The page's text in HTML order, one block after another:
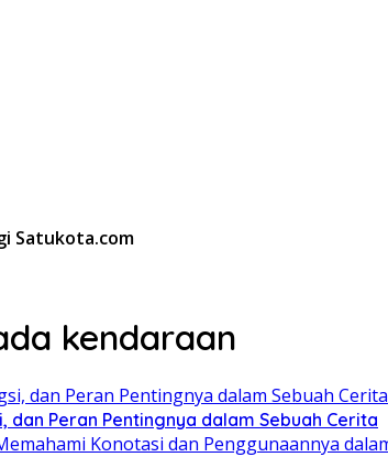
Satukota.com
kendaraan
dan Peran Pentingnya dalam Sebuah Cerita